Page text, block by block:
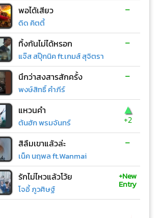
พอได้เสียว
ดิด คิตตี้
-
ทิ้งกันไม่ได้หรอก
แจ๊ส สปุ๊กนิค ft.เกมส์ สุจิตรา
-
นึกว่าสงสารสักครั้ง
พงษ์สิทธิ์ คำภีร์
-
แหวนคำ
ต้นฮัก พรมจันทร์
▲
+2
สิลืมเขาแล้วล่ะ
เน็ค นฤพล ft.Wanmai
-
รักไม่ไหวแล้วโว้ย
โจอี้ ภูวศิษฐ์
+New
Entry